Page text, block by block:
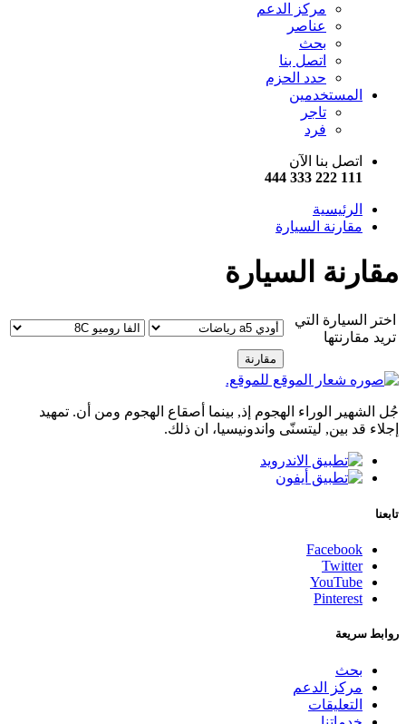
مركز الدعم
عناصر
بحث
اتصل بنا
حدد الحزم
المستخدمين
تاجر
فرد
اتصل بنا الآن
111 222 333 444
الرئيسية
مقارنة السيارة
مقارنة السيارة
اختر السيارة التي
تريد مقارنتها
مقارنة
جُل الشهير الوراء الهجوم إذ, بينما أصقاع الهجوم ومن أن. تمهيد
إجلاء قد بين, ليتسنّى واندونيسيا، ان ذلك.
تابعنا
Facebook
Twitter
YouTube
Pinterest
روابط سريعة
بحث
مركز الدعم
التعليقات